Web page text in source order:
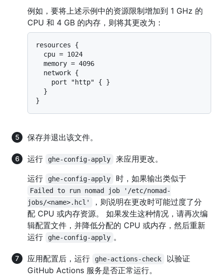
例如，要将上述示例中的资源限制增加到 1 GHz 的
CPU 和 4 GB 的内存，则将其更改为：
resources {
保存并退出该文件。
运行 ghe-config-apply
来应用更改。
运行
ghe-config-apply 时，如果输出类似于
Failed to run nomad job '/etc/nomad-
jobs/<name>.hcl'
，则说明在更改时可能过度了分
配 CPU 或内存资源。 如果发生这种情况，请再次编
辑配置文件，并降低分配的 CPU 或内存，然后重新
运行
ghe-config-apply 。
应用配置后，运行 ghe-actions-check
以验证
GitHub Actions 服务是否正常运行。